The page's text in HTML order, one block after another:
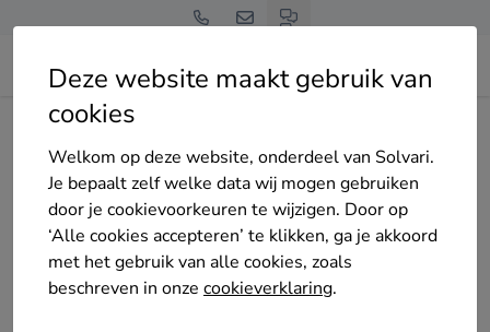
Deze website maakt gebruik van
cookies
Welkom op deze website, onderdeel van Solvari.
Je bepaalt zelf welke data wij mogen gebruiken
door je cookievoorkeuren te wijzigen. Door op
‘Alle cookies accepteren’ te klikken, ga je akkoord
met het gebruik van alle cookies, zoals
beschreven in onze cookieverklaring.
Home Thuisbatterij
Tot 4 offertes op maat
thuisbatterij
installateurs in Noord-
Holland